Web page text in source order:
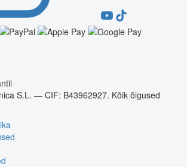
S.L. — CIF: B43962927. Kõik õigused